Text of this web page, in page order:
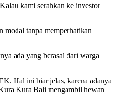
kami serahkan ke investor
modal tanpa memperhatikan
ada yang berasal dari warga
Hal ini biar jelas, karena adanya
Kura Bali mengambil hewan